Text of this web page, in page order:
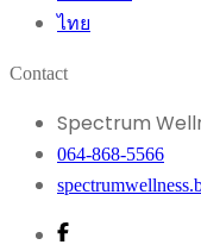
ไทย
Contact
Spectrum
064-868-5566